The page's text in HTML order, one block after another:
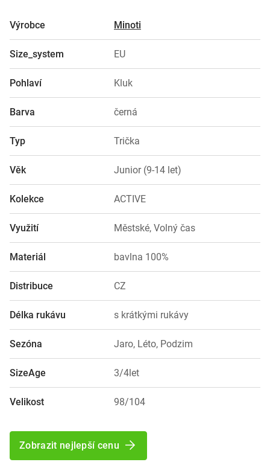
Výrobce Minoti
Size_system EU
Pohlaví Kluk
Barva černá
Typ Trička
Věk Junior (9-14 let)
Kolekce ACTIVE
Využití Městské, Volný čas
Materiál bavlna 100%
Distribuce CZ
Délka rukávu s krátkými rukávy
Sezóna Jaro, Léto, Podzim
SizeAge 3/4let
Velikost 98/104
Zobrazit nejlepší cenu